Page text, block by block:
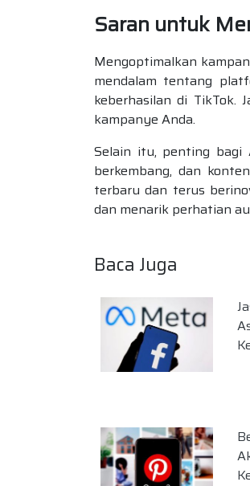
Saran untuk
Mengoptimalkan
mendalam tentang
keberhasilan di TikTok.
kampanye Anda.
Selain itu, penting
berkembang, dan
terbaru dan terus
dan menarik perhatian
Baca Juga